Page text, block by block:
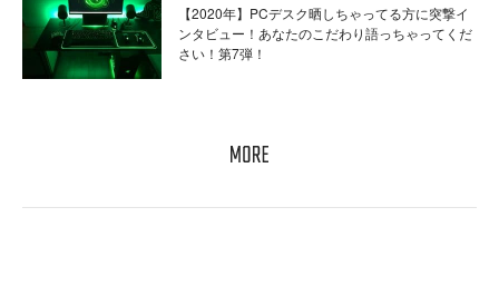
【2020年】PCデスク晒しちゃってる方に突撃イ
ンタビュー！あなたのこだわり語っちゃってくだ
さい！第7弾！